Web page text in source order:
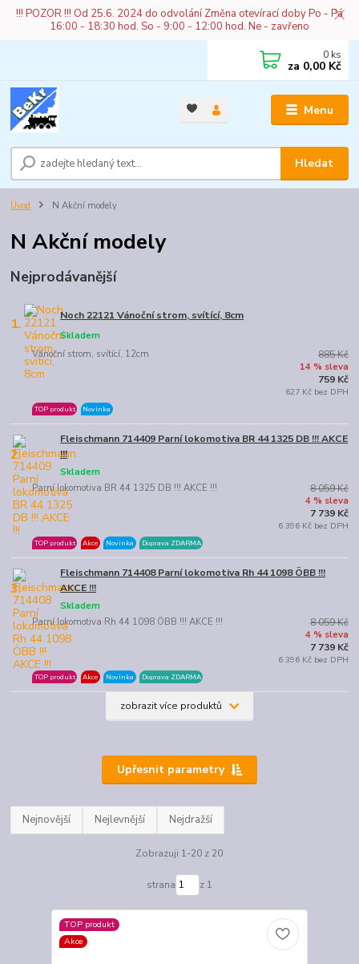
!!! POZOR !!! Od 25.6. 2024 do odvolání Změna otevírací doby Po - Pá
16:00 - 18:30 hod. So - 9:00 - 12:00 hod. Ne - zavřeno
Menu
Hledat
0 ks
za 0,00 Kč
Úvod N Akční modely
N Akční modely
Nejprodávanější
1. Noch 22121 Vánoční strom, svítící, 8cm
Vánoční strom, svítící, 12cm
Skladem
TOP produkt Novinka
885 Kč
14 % sleva
759 Kč
627 Kč bez DPH
2.
Fleischmann 714409 Parní lokomotiva BR 44 1325 DB !!! AKCE
!!!
Parní lokomotiva BR 44 1325 DB !!! AKCE !!!
Skladem
TOP produkt Akce Novinka Doprava ZDARMA
8 059 Kč
4 % sleva
7 739 Kč
6 396 Kč bez DPH
3.
Fleischmann 714408 Parní lokomotiva Rh 44 1098 ÖBB !!!
AKCE !!!
Parní lokomotiva Rh 44 1098 ÖBB !!! AKCE !!!
Skladem
TOP produkt Akce Novinka Doprava ZDARMA
8 059 Kč
4 % sleva
7 739 Kč
6 396 Kč bez DPH
zobrazit více produktů
Upřesnit parametry
Nejnovější Nejlevnější Nejdražší
Zobrazuji 1-20 z 20
strana z 1
TOP produkt
Akce